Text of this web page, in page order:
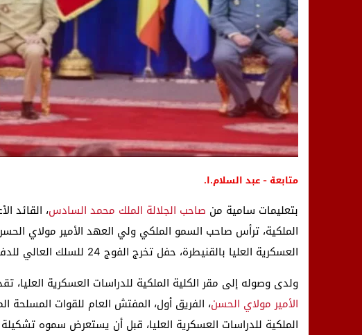
متابعة - عبد السلام.ا.
بتعليمات سامية من صاحب الجلالة الملك محمد السادس، القائد
الملكية، ترأس صاحب السمو الملكي ولي العهد الأمير مولاي الحسن،
العسكرية العليا بالقنيطرة، حفل تخرج الفوج 24 للسلك العالي للدفاع، والفوج 58 لسلك الأركان.
ولدى وصوله إلى مقر الكلية الملكية للدراسات العسكرية
الأمير مولاي الحسن، الفريق أول، المفتش العام للقوات المسلحة
الملكية للدراسات العسكرية العليا، قبل أن يستعرض سموه تشكيلة